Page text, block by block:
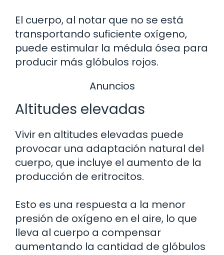
El cuerpo, al notar que no se está
transportando suficiente oxígeno,
puede estimular la médula ósea para
producir más glóbulos rojos.
Anuncios
Altitudes elevadas
Vivir en altitudes elevadas puede
provocar una adaptación natural del
cuerpo, que incluye el aumento de la
producción de eritrocitos.
Esto es una respuesta a la menor
presión de oxígeno en el aire, lo que
lleva al cuerpo a compensar
aumentando la cantidad de glóbulos